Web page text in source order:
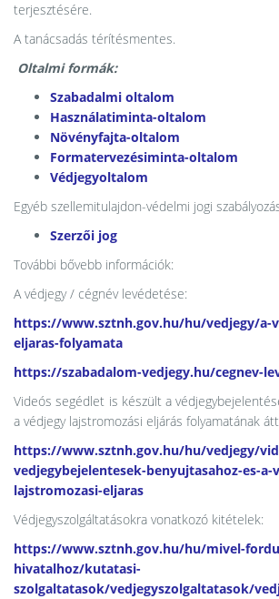
terjesztésére.
A tanácsadás térítésmentes.
Oltalmi formák:
Szabadalmi oltalom
Használatiminta-oltalom
Növényfajta-oltalom
Formatervezésiminta-oltalom
Védjegyoltalom
Egyéb szellemitulajdon-védelmi jogi
Szerzői jog
További bővebb információk:
A védjegy / cégnév levédetése:
https://www.sztnh.gov.hu/hu/vedjegy/a-
eljaras-folyamata
https://szabadalom-vedjegy.hu/cegnev-
Videós segédlet is készült a
a védjegy lajstromozási eljárás folyamatának
https://www.sztnh.gov.hu/hu/vedjegy/
vedjegybejelentesek-benyujtasahoz-es-a-
lajstromozasi-eljaras
Védjegyszolgáltatásokra vonatkozó kitételek:
https://www.sztnh.gov.hu/hu/mivel-
hivatalhoz/kutatasi-
szolgaltatasok/vedjegyszolgaltatasok/